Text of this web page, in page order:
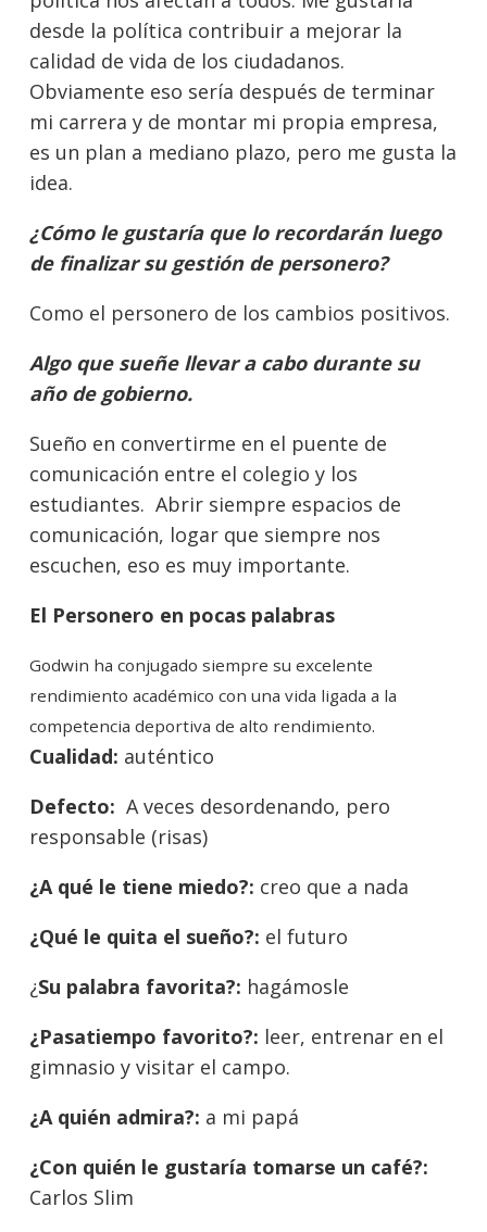
desde la política contribuir a mejorar la
calidad de vida de los ciudadanos.
Obviamente eso sería después de terminar
mi carrera y de montar mi propia empresa,
es un plan a mediano plazo, pero me gusta la
idea.
¿Cómo le gustaría que lo recordarán luego
de finalizar su gestión de personero?
Como el personero de los cambios positivos.
Algo que sueñe llevar a cabo durante su
año de gobierno.
Sueño en convertirme en el puente de
comunicación entre el colegio y los
estudiantes. Abrir siempre espacios de
comunicación, logar que siempre nos
escuchen, eso es muy importante.
El Personero en pocas palabras
Godwin ha conjugado siempre su excelente
rendimiento académico con una vida ligada a la
competencia deportiva de alto rendimiento.
Cualidad: auténtico
Defecto: A veces desordenando, pero
responsable (risas)
¿A qué le tiene miedo?: creo que a nada
¿Qué le quita el sueño?: el futuro
¿Su palabra favorita?: hagámosle
¿Pasatiempo favorito?: leer, entrenar en el
gimnasio y visitar el campo.
¿A quién admira?: a mi papá
¿Con quién le gustaría tomarse un café?:
Carlos Slim